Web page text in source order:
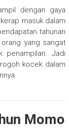
dengan gaya
masuk dalam
tahunan
yang sangat
penampilan. Jadi
kocek dalam
Momo